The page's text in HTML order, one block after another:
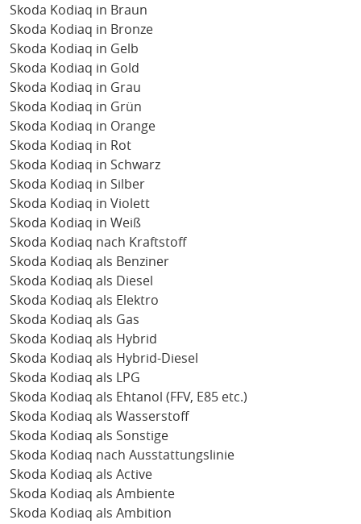
Skoda Kodiaq in Braun
Skoda Kodiaq in Bronze
Skoda Kodiaq in Gelb
Skoda Kodiaq in Gold
Skoda Kodiaq in Grau
Skoda Kodiaq in Grün
Skoda Kodiaq in Orange
Skoda Kodiaq in Rot
Skoda Kodiaq in Schwarz
Skoda Kodiaq in Silber
Skoda Kodiaq in Violett
Skoda Kodiaq in Weiß
Skoda Kodiaq nach Kraftstoff
Skoda Kodiaq als Benziner
Skoda Kodiaq als Diesel
Skoda Kodiaq als Elektro
Skoda Kodiaq als Gas
Skoda Kodiaq als Hybrid
Skoda Kodiaq als Hybrid-Diesel
Skoda Kodiaq als LPG
Skoda Kodiaq als Ehtanol (FFV, E85 etc.)
Skoda Kodiaq als Wasserstoff
Skoda Kodiaq als Sonstige
Skoda Kodiaq nach Ausstattungslinie
Skoda Kodiaq als Active
Skoda Kodiaq als Ambiente
Skoda Kodiaq als Ambition